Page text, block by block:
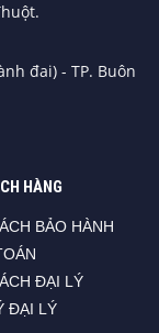
đai) - TP. Buôn
HÀNG
BẢO HÀNH
ĐẠI LÝ
ĐẠI LÝ